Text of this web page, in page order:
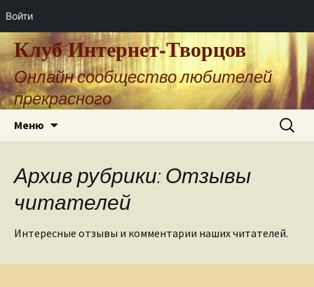
Войти
Клуб Интернет-Творцов
Онлайн сообщество любителей
прекрасного
Меню Найти:
Архив рубрики: Отзывы
читателей
Интересные отзывы и комментарии наших читателей.